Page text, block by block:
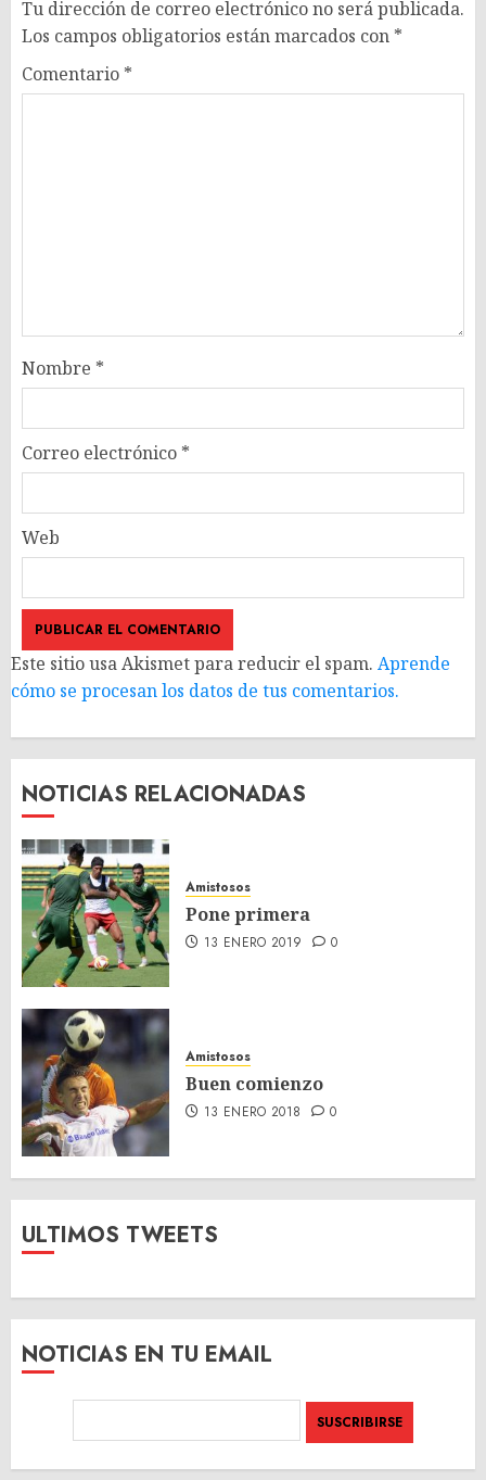
Tu dirección de correo electrónico no será publicada.
Los campos obligatorios están marcados con *
Comentario *
Nombre *
Correo electrónico *
Web
Este sitio usa Akismet para reducir el spam. Aprende
cómo se procesan los datos de tus comentarios.
NOTICIAS RELACIONADAS
Amistosos
Pone primera
13 ENERO 2019 0
Amistosos
Buen comienzo
13 ENERO 2018 0
ULTIMOS TWEETS
NOTICIAS EN TU EMAIL